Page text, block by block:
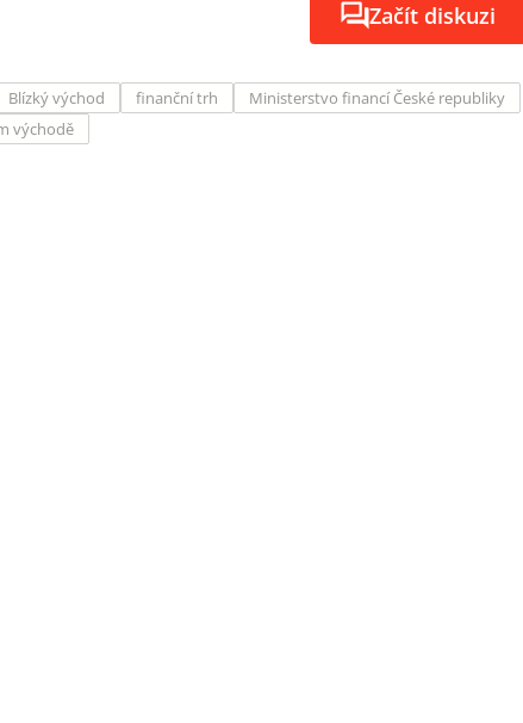
Začít diskuzi
Blízký východ finanční trh
Ministerstvo financí České republiky
východě